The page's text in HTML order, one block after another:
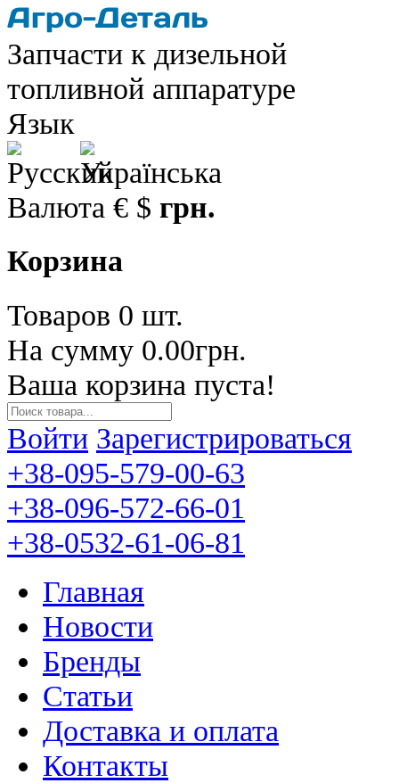
Запчасти к дизельной
топливной аппаратуре
Язык
Валюта € $ грн.
Корзина
Товаров 0 шт.
На сумму 0.00грн.
Ваша корзина пуста!
Войти Зарегистрироваться
+38-095-579-00-63
+38-096-572-66-01
+38-0532-61-06-81
Главная
Новости
Бренды
Статьи
Доставка и оплата
Контакты